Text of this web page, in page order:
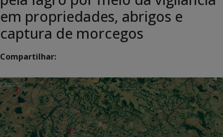
em propriedades, abrigos e
captura de morcegos
Compartilhar: